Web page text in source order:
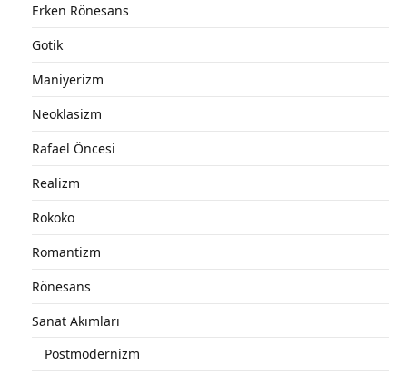
Erken Rönesans
Gotik
Maniyerizm
Neoklasizm
Rafael Öncesi
Realizm
Rokoko
Romantizm
Rönesans
Sanat Akımları
Postmodernizm